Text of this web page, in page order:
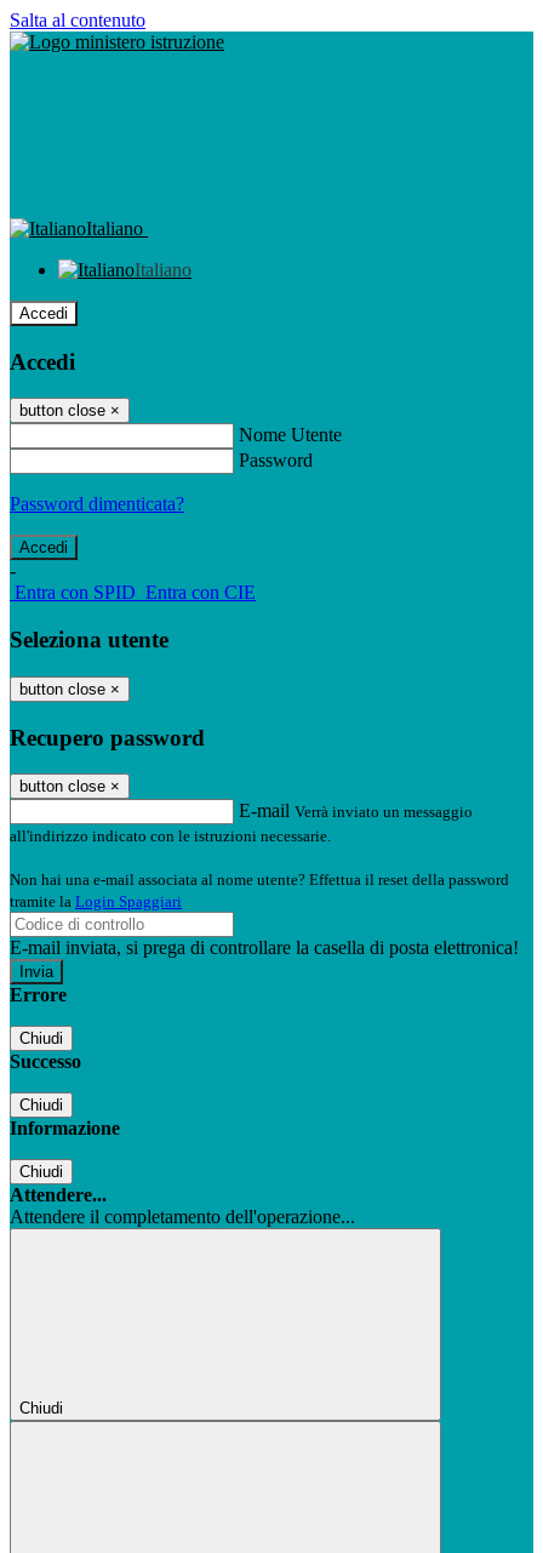
Salta al contenuto
Italiano
Italiano
Accedi
Accedi
button close ×
Nome Utente
Password
Password dimenticata?
-
Entra con SPID Entra con CIE
Seleziona utente
button close ×
Recupero password
button close ×
E-mail Verrà inviato un messaggio
all'indirizzo indicato con le istruzioni necessarie.
Non hai una e-mail associata al nome utente? Effettua il reset della password
tramite la Login Spaggiari
E-mail inviata, si prega di controllare la casella di posta elettronica!
Errore
Chiudi
Successo
Chiudi
Informazione
Chiudi
Attendere...
Attendere il completamento dell'operazione...
Chiudi